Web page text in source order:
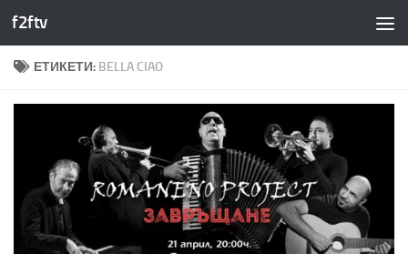
Към съдържанието
f2ftv
ЕТИКЕТИ: BELLA CIAO